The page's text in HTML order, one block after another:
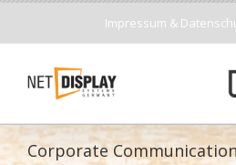
Impressum &
Corporate Communication